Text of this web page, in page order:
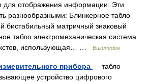
для отображения информации. Эти
разнообразными: Блинкерное табло
бистабильный матричный знаковый
табло электромеханическая система
использующая… …
Википедия
прибора — табло
устройство цифрового